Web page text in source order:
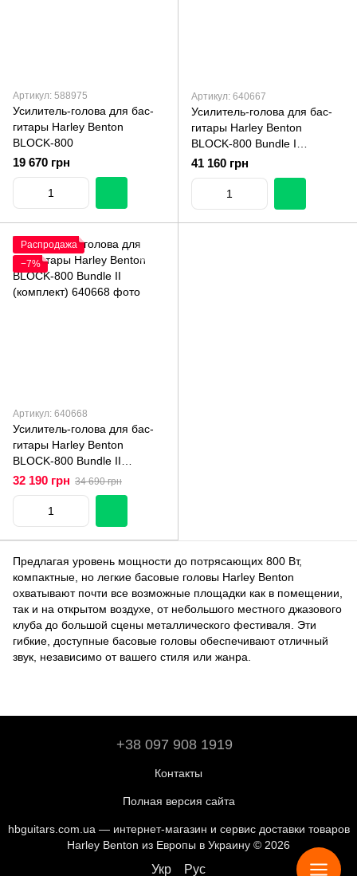
Артикул: 588975
Усилитель-голова для бас-
гитары Harley Benton
BLOCK-800
19 670 грн
Артикул: 640667
Усилитель-голова для бас-
гитары Harley Benton
BLOCK-800 Bundle I
(комплект)
41 160 грн
Распродажа
−7%
Артикул: 640668
Усилитель-голова для бас-
гитары Harley Benton
BLOCK-800 Bundle II
(комплект)
32 190 грн 34 690 грн
Предлагая уровень мощности до потрясающих 800 Вт,
компактные, но легкие басовые головы Harley Benton
охватывают почти все возможные площадки как в помещении,
так и на открытом воздухе, от небольшого местного джазового
клуба до большой сцены металлического фестиваля. Эти
гибкие, доступные басовые головы обеспечивают отличный
звук, независимо от вашего стиля или жанра.
+38 097 908 1919
Контакты
Полная версия сайта
hbguitars.com.ua — интернет-магазин и сервис доставки товаров
Harley Benton из Европы в Украину © 2026
Укр Рус